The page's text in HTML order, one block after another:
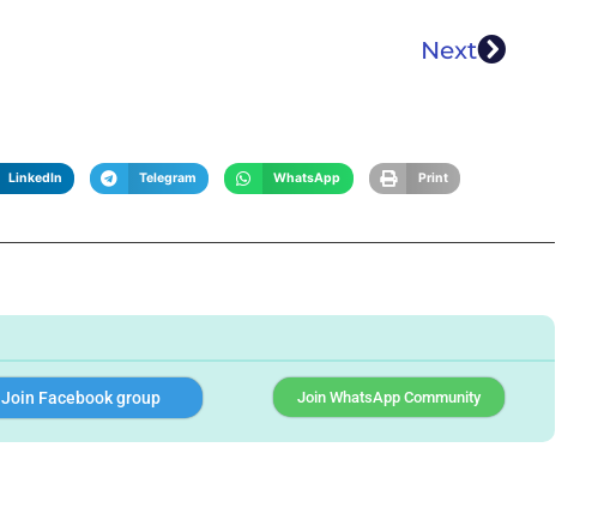
Next
LinkedIn Telegram WhatsApp Print
Join Facebook group Join WhatsApp Community